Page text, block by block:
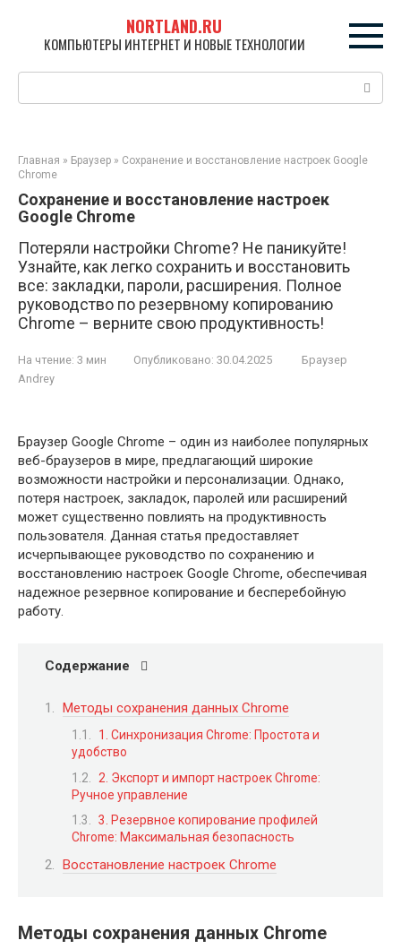
контенту
NORTLAND.RU
КОМПЬЮТЕРЫ ИНТЕРНЕТ И НОВЫЕ ТЕХНОЛОГИИ
Главная » Браузер » Сохранение и восстановление настроек Google
Chrome
Сохранение и восстановление настроек
Google Chrome
Потеряли настройки Chrome? Не паникуйте!
Узнайте, как легко сохранить и восстановить
все: закладки, пароли, расширения. Полное
руководство по резервному копированию
Chrome – верните свою продуктивность!
На чтение: 3 мин Опубликовано: 30.04.2025
Браузер
Andrey
Браузер Google Chrome – один из наиболее популярных
веб-браузеров в мире, предлагающий широкие
возможности настройки и персонализации. Однако,
потеря настроек, закладок, паролей или расширений
может существенно повлиять на продуктивность
пользователя. Данная статья предоставляет
исчерпывающее руководство по сохранению и
восстановлению настроек Google Chrome, обеспечивая
надежное резервное копирование и бесперебойную
работу.
Содержание
Методы сохранения данных Chrome
1. Синхронизация Chrome: Простота и
удобство
2. Экспорт и импорт настроек Chrome:
Ручное управление
3. Резервное копирование профилей
Chrome: Максимальная безопасность
Восстановление настроек Chrome
Методы сохранения данных Chrome